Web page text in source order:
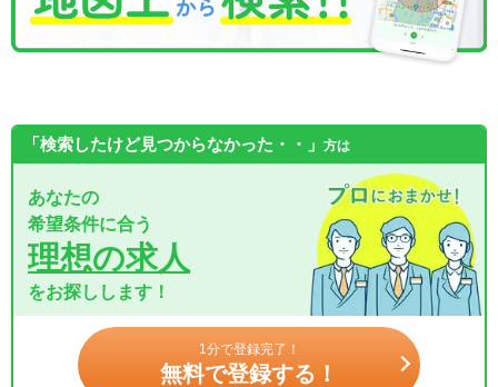
「検索したけど見つからなかった・・」 方は
あなたの
希望条件に合う
理想の求人
をお探しします！
1分で登録完了！
無料で登録する！